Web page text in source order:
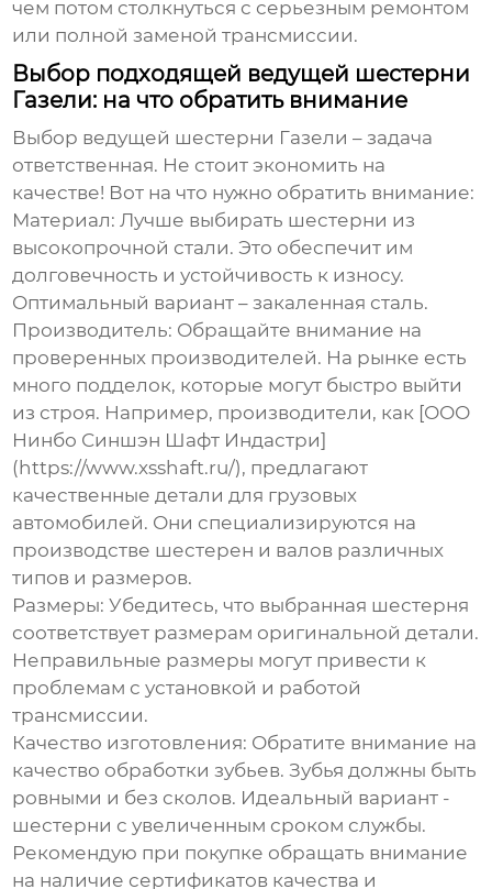
чем потом столкнуться с серьезным ремонтом
или полной заменой трансмиссии.
Выбор подходящей ведущей шестерни
Газели: на что обратить внимание
Выбор ведущей шестерни Газели – задача
ответственная. Не стоит экономить на
качестве! Вот на что нужно обратить внимание:
Материал: Лучше выбирать шестерни из
высокопрочной стали. Это обеспечит им
долговечность и устойчивость к износу.
Оптимальный вариант – закаленная сталь.
Производитель: Обращайте внимание на
проверенных производителей. На рынке есть
много подделок, которые могут быстро выйти
из строя. Например, производители, как [ООО
Нинбо Синшэн Шафт Индастри]
(https://www.xsshaft.ru/), предлагают
качественные детали для грузовых
автомобилей. Они специализируются на
производстве шестерен и валов различных
типов и размеров.
Размеры: Убедитесь, что выбранная шестерня
соответствует размерам оригинальной детали.
Неправильные размеры могут привести к
проблемам с установкой и работой
трансмиссии.
Качество изготовления: Обратите внимание на
качество обработки зубьев. Зубья должны быть
ровными и без сколов. Идеальный вариант -
шестерни с увеличенным сроком службы.
Рекомендую при покупке обращать внимание
на наличие сертификатов качества и